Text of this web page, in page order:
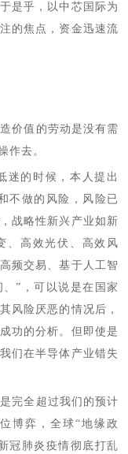
是乎，以中芯国际为
的焦点，资金迅速流
价值的劳动是没有需
作去。
迷的时候，本人提出
不做的风险，风险已
战略性新兴产业如新
、高效光伏、高效风
频交易、基于人工智
”，可以说是在国家
风险厌恶的情况后，
功的分析。但即使是
们在半导体产业错失
完全超过我们的预计
博弈，全球“地缘政
冠肺炎疫情彻底打乱